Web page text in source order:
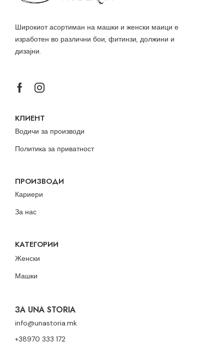
Широкиот асортиман на машки и женски маици е
изработен во различни бои, фитинзи, должини и
дизајни.
КЛИЕНТ
Водичи за производи
Политика за приватност
ПРОИЗВОДИ
Кариери
За нас
КАТЕГОРИИ
Женски
Машки
ЗА UNA STORIA
info@unastoria.mk
+38970 333 172